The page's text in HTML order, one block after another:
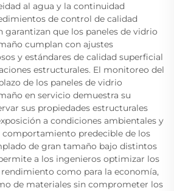
al agua y la continuidad
de control de calidad
garantizan que los paneles de vidrio
cumplan con ajustes
y estándares de calidad superficial
estructurales. El monitoreo del
de los paneles de vidrio
en servicio demuestra su
sus propiedades estructurales
a condiciones ambientales y
comportamiento predecible de los
de gran tamaño bajo distintos
a los ingenieros optimizar los
como para la economía,
de materiales sin comprometer los